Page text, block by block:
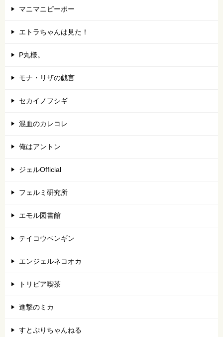
マニマニピーポー
エトラちゃんは見た！
P丸様。
モナ・リザの戯言
セカイノフシギ
混血のカレコレ
俺はアントン
ジェルOfficial
フェルミ研究所
エモル図書館
テイコウペンギン
エンジェルネコオカ
トリビア喫茶
進撃のミカ
すとぷりちゃんねる